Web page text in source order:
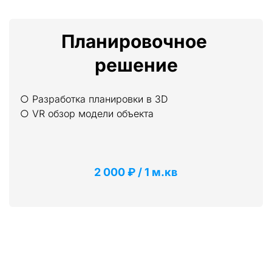
Планировочное
решение
○ Разработка планировки в 3D
○ VR обзор модели объекта
2 000 ₽ / 1 м.кв